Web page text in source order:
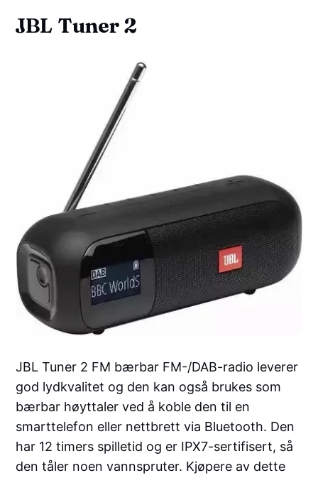
JBL Tuner 2
JBL Tuner 2 FM bærbar FM-/DAB-radio leverer
god lydkvalitet og den kan også brukes som
bærbar høyttaler ved å koble den til en
smarttelefon eller nettbrett via Bluetooth. Den
har 12 timers spilletid og er IPX7-sertifisert, så
den tåler noen vannspruter. Kjøpere av dette